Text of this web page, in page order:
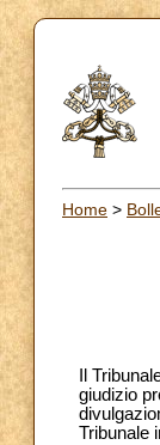
Home >
Il
giudizio
Tribunale